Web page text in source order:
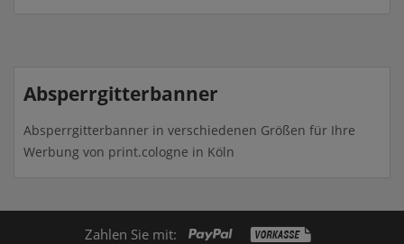
Absperrgitterbanner
Absperrgitterbanner in verschiedenen Größen für Ihre
Werbung von print.cologne in Köln
Zahlen Sie mit: